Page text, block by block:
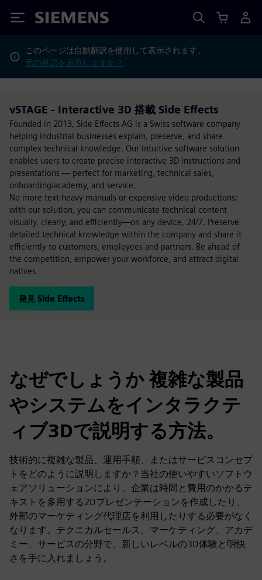
Siemens
このページは自動翻訳を使用して表示されます。
元の英語を表示しますか？
vSTAGE - Interactive 3D 搭載 Side Effects
Founded in 2013, Side Effects AG is a Swiss software company
helping industrial businesses explain, preserve, and share
complex technical knowledge. Our intuitive software solution
enables users to create precise interactive 3D instructions and
presentations — perfect for marketing, technical sales,
onboarding/academy, and service.
No more text-heavy manuals or expensive video productions:
with our solution, you can communicate technical content
visually, clearly, and efficiently—on any device, 24/7. Preserve
detailed technical knowledge within the company and share it
efficiently to customers, employees and partners. Be ahead of
the competition, empower your workforce, and attract digital
natives.
発見 Side Effects
なぜでしょうか 複雑な製品
やシステムをインタラクテ
ィブ3Dで説明する方法。
技術的に複雑な製品、運用手順、またはサービスコンセプ
トをどのように説明しますか？当社の使いやすいソフトウ
ェアソリューションにより、企業は時間と費用のかかるテ
キストを多用する2Dプレゼンテーションを作成したり、
外部のマーケティング代理店を利用したりする必要がなく
なります。テクニカルセールス、マーケティング、アカデ
ミー、サービスの分野で、新しいレベルの3D体験と明快
さを手に入れましょう。